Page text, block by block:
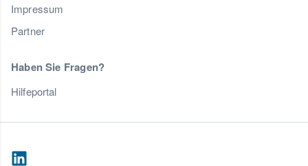
Impressum
Partner
Haben Sie Fragen?
Hilfeportal